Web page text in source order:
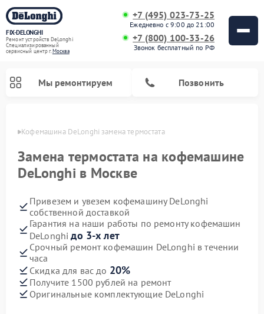
FIX-DELONGHI
Ремонт устройств DeLonghi
Специализированный
cервисный центр г.Москва
+7 (495) 023-73-25
Ежедневно с 9:00 до 21:00
+7 (800) 100-33-26
Звонок бесплатный по РФ
Мы ремонтируем Позвонить
Кофемашина DeLonghi замена термостата
Замена термостата на кофемашине
DeLonghi в Москве
Привезем и увезем кофемашину DeLonghi
собственной доставкой
Гарантия на наши работы по ремонту кофемашин
DeLonghiдо 3-х лет
Срочный ремонт кофемашин DeLonghi в течении
часа
Скидка для вас до 20%
Получите 1500 рублей на ремонт
Оригинальные комплектующие DeLonghi